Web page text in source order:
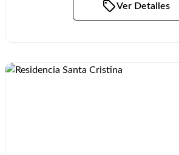
Ver Detalles